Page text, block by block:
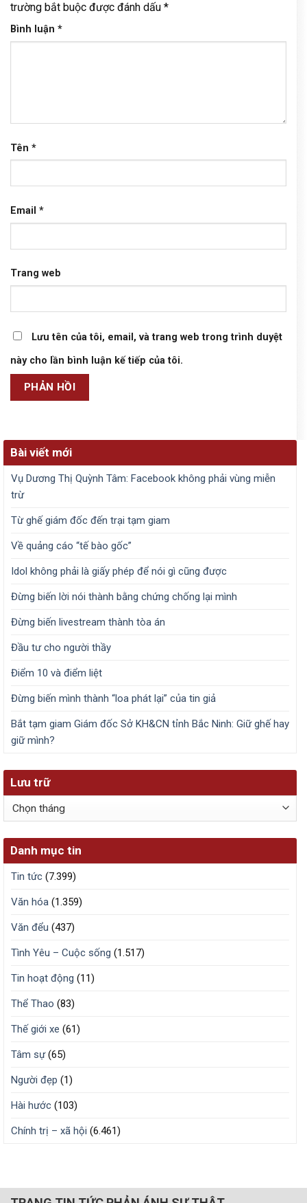
trường bắt buộc được đánh dấu *
Bình luận *
Tên *
Email *
Trang web
Lưu tên của tôi, email, và trang web trong trình duyệt
này cho lần bình luận kế tiếp của tôi.
Bài viết mới
Vụ Dương Thị Quỳnh Tâm: Facebook không phải vùng miễn
trừ
Từ ghế giám đốc đến trại tạm giam
Về quảng cáo “tế bào gốc”
Idol không phải là giấy phép để nói gì cũng được
Đừng biến lời nói thành bằng chứng chống lại mình
Đừng biến livestream thành tòa án
Đầu tư cho người thầy
Điểm 10 và điểm liệt
Đừng biến mình thành “loa phát lại” của tin giả
Bắt tạm giam Giám đốc Sở KH&CN tỉnh Bắc Ninh: Giữ ghế hay
giữ mình?
Lưu trữ
Lưu
trữ
Danh mục tin
Tin tức (7.399)
Văn hóa (1.359)
Văn đểu (437)
Tình Yêu – Cuộc sống (1.517)
Tin hoạt động (11)
Thể Thao (83)
Thế giới xe (61)
Tâm sự(65)
Người đẹp (1)
Hài hước (103)
Chính trị – xã hội (6.461)